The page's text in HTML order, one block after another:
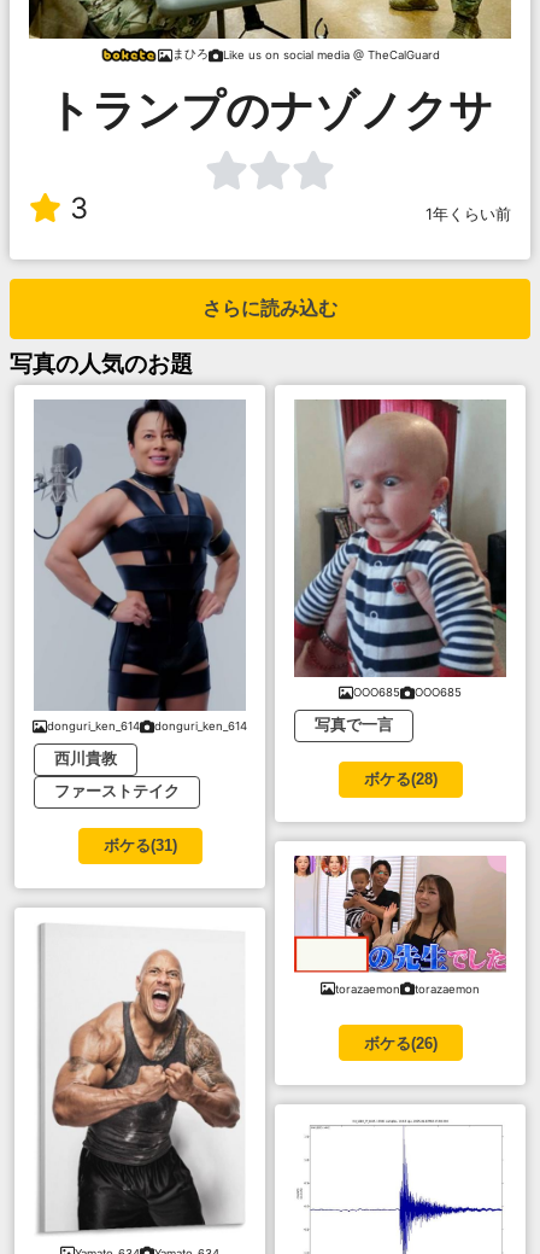
まひろ Like us on social media @ TheCalGuard
トランプのナゾノクサ
3 1年くらい前
さらに読み込む
写真の人気のお題
donguri_ken_614 donguri_ken_614
西川貴教
ファーストテイク
ボケる(31)
OOO685 OOO685
写真で一言
ボケる(28)
torazaemon torazaemon
ボケる(26)